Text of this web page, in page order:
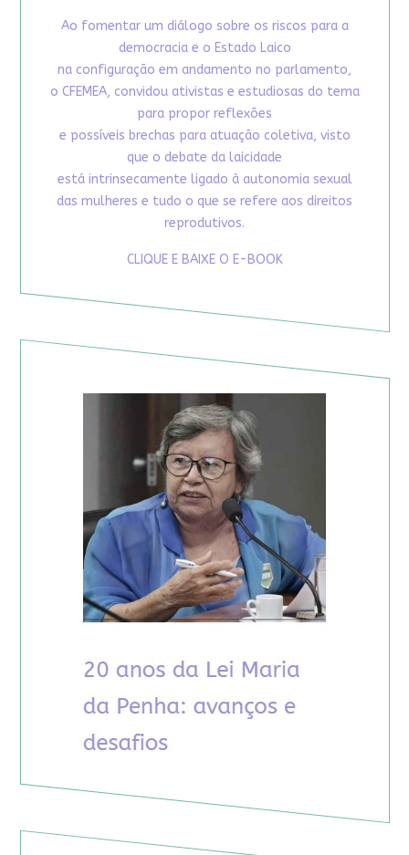
Ao fomentar um diálogo sobre os riscos para a
democracia e o Estado Laico
na configuração em andamento no parlamento,
o CFEMEA, convidou ativistas e estudiosas do tema
para propor reflexões
e possíveis brechas para atuação coletiva, visto
que o debate da laicidade
está intrinsecamente ligado à autonomia sexual
das mulheres e tudo o que se refere aos direitos
reprodutivos.
CLIQUE E BAIXE O E-BOOK